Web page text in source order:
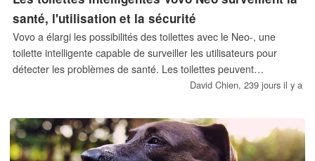
santé, l'utilisation et la sécurité
Vovo a élargi les possibilités des toilettes avec le Neo-, une
toilette intelligente capable de surveiller les utilisateurs pour
détecter les problèmes de santé. Les toilettes peuvent
également ouvrir automatiquement le couvercle, tirer
nettoyer les fesses avec de l'eau chauffée et désodoriser l'air.
David Chien, 239 jours il y a